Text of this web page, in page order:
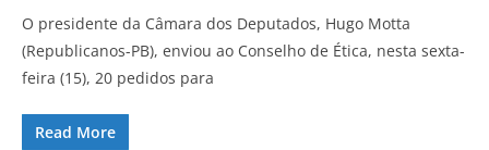
O presidente da Câmara dos Deputados, Hugo Motta
(Republicanos-PB), enviou ao Conselho de Ética, nesta sexta-
feira (15), 20 pedidos para
Read More